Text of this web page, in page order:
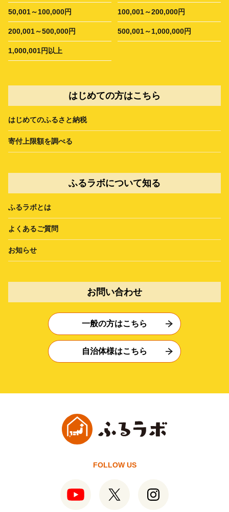
50,001～100,000円 100,001～200,000円
200,001～500,000円 500,001～1,000,000円
1,000,001円以上
はじめての方はこちら
はじめてのふるさと納税
寄付上限額を調べる
ふるラボについて知る
ふるラボとは
よくあるご質問
お知らせ
お問い合わせ
一般の方はこちら
自治体様はこちら
FOLLOW US